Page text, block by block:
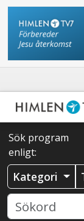
Sök program
enligt:
Kategori